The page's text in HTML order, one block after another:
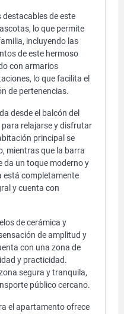
de este
lo que permite
incluyendo las
de este hermoso
con armarios
lo que facilita el
de pertenencias.
desde el balcón del
relajarse y disfrutar
principal se
mientras que la barra
da un toque moderno y
está completamente
y cuenta con
de cerámica y
de amplitud y
con una zona de
y practicidad.
segura y tranquila,
público cercano.
el apartamento ofrece